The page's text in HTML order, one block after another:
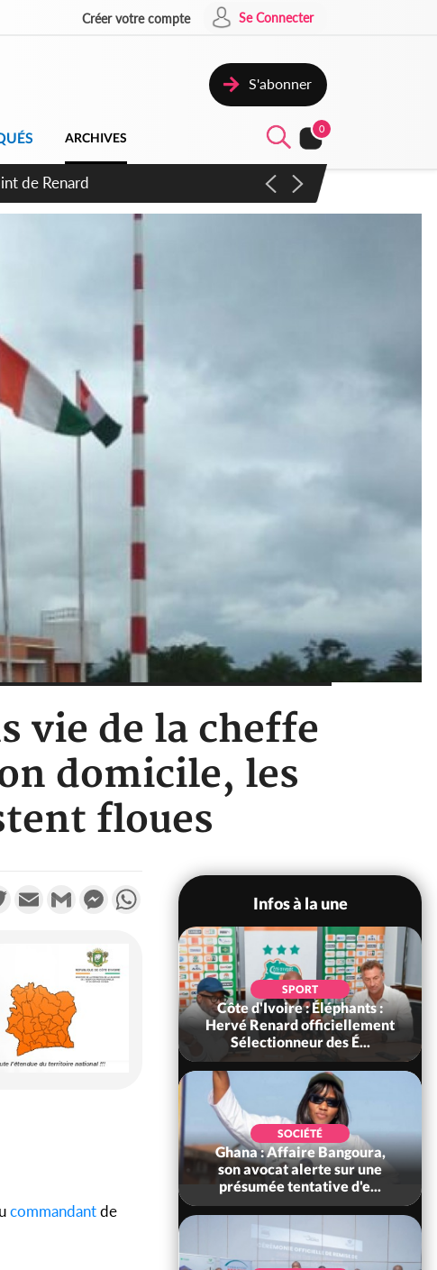
Créer votre compte Se Connecter
S'abonner
ARCHIVES
0
d'exactions des civils
vie de la cheffe
domicile, les
floues
TwitterEmail Gmail MessengerWhatsApp
commandantde
Infos à la une
POLITIQUE
d'Ivoire : Violences
à Kossandji (Mé)
fait 03 morts, A...
SPORT
Côte d'Ivoire : Éléphants :
Hervé Renard officiellement
Sélectionneur des É...
SOCIÉTÉ
Ghana : Affaire Bangoura,
son avocat alerte sur une
présumée tentative d'e...